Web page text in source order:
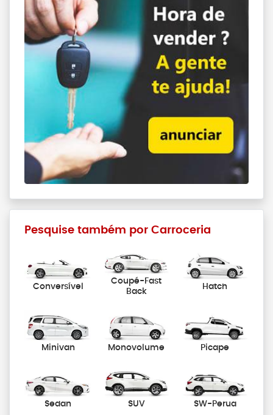
Pesquise também por Carroceria
Conversível
Coupé-Fast
Back
Hatch
Minivan Monovolume Picape
Sedan SUV SW-Perua